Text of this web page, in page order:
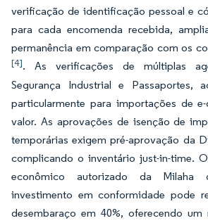
verificação de identificação pessoal e
para cada encomenda recebida,
permanência em comparação com os
[4]. As verificações de múltiplas
Segurança Industrial e Passaportes,
particularmente para importações de
valor. As aprovações de isenção de
temporárias exigem pré-aprovação da
complicando o inventário just-in-time.
econômico autorizado da Milaha
investimento em conformidade pode
desembaraço em 40%, oferecendo